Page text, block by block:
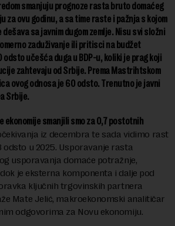
smanjuju prognoze rasta bruto domaćeg
za ovu godinu, a sa time raste i pažnja s kojom
sa javnim dugom zemlje. Nisu svi složni
zaduživanje ili pritisci na budžet
učešća duga u BDP-u, koliki je prag koji
zahtevaju od Srbije. Prema Mastrihtskom
ovog odnosa je 60 odsto. Trenutno je javni
Srbije.
ekonomije smanjili smo za 0,7 postotnih
iz decembra te sada vidimo rast
odsto u 2025. Usporavanje rasta
usporavanja domaće potražnje,
je eksterna komponenta i dalje pod
ključnih trgovinskih partnera
Mate Jelić, makroekonomski analitičar
odgovorima za Novu ekonomiju.